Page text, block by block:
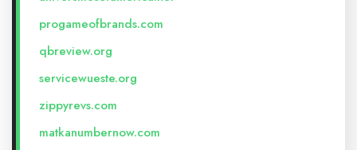
progameofbrands.com
qbreview.org
servicewueste.org
zippyrevs.com
matkanumbernow.com